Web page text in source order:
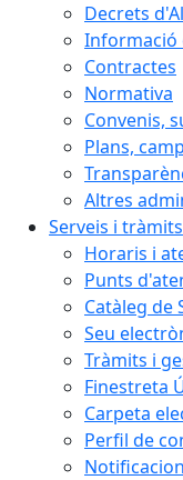
Decrets
Informació
Contractes
Normativa
Convenis,
Plans,
Altres
Serveis i tràmits
Horaris i
Punts
Catàleg de
Seu
Tràmits i
Finestreta
Carpeta
Perfil de